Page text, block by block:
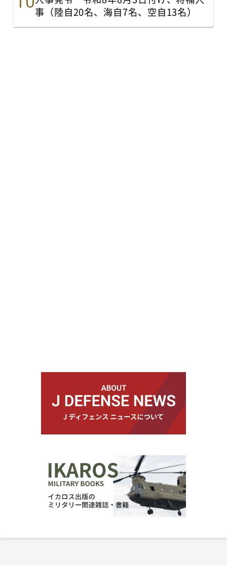
事（陸自20名、海自7名、空自13名）